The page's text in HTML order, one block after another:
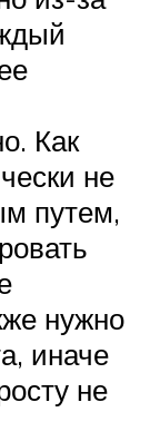
Как
не
путем,
нужно
иначе
не